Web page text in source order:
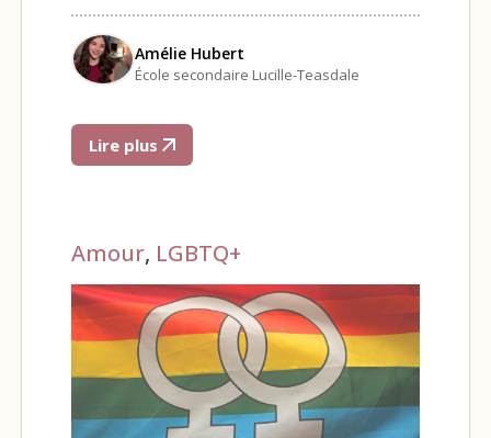
Amélie Hubert
École secondaire Lucille-Teasdale
Lire plus
Amour, LGBTQ+